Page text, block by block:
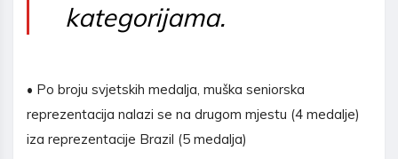
kategorijama.
• Po broju svjetskih medalja, muška seniorska
reprezentacija nalazi se na drugom mjestu (4 medalje)
iza reprezentacije Brazil (5 medalja)